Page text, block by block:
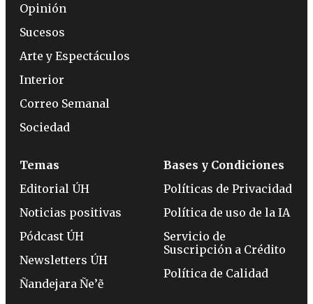
Opinión
Sucesos
Arte y Espectáculos
Interior
Correo Semanal
Sociedad
Temas
Editorial ÚH
Noticias positivas
Pódcast ÚH
Newsletters ÚH
Ñandejara Ñe’ẽ
Bases y Condiciones
Políticas de Privacidad
Política de uso de la IA
Servicio de
Suscripción a Crédito
Política de Calidad